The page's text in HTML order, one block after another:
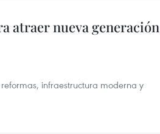
atraer nueva generación
infraestructura moderna y